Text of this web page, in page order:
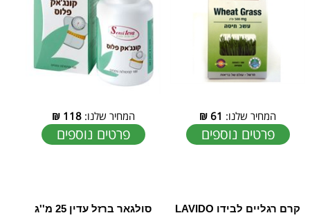
המחיר שלנו: 61
₪
פרטים נוספים
המחיר שלנו:118
₪
פרטים נוספים
קרם רגליים לבידו LAVIDO סולגאר ברזל עדין 25 מ''ג